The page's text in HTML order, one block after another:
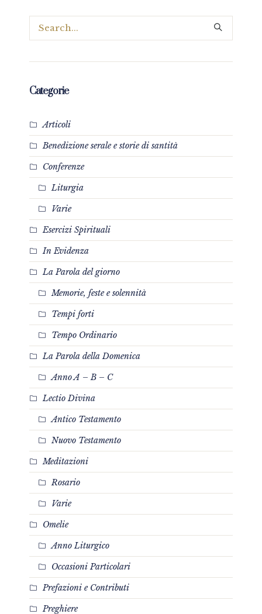
Categorie
Articoli
Benedizione serale e storie di santità
Conferenze
Liturgia
Varie
Esercizi Spirituali
In Evidenza
La Parola del giorno
Memorie, feste e solennità
Tempi forti
Tempo Ordinario
La Parola della Domenica
Anno A – B – C
Lectio Divina
Antico Testamento
Nuovo Testamento
Meditazioni
Rosario
Varie
Omelie
Anno Liturgico
Occasioni Particolari
Prefazioni e Contributi
Preghiere